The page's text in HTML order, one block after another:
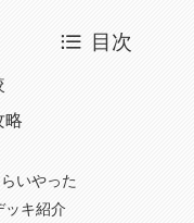
目次
略
いやった
ッキ紹介